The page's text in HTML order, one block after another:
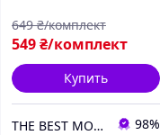
549₴/комплект
649 ₴/комплект
Купить
THE BEST MOOD 98%